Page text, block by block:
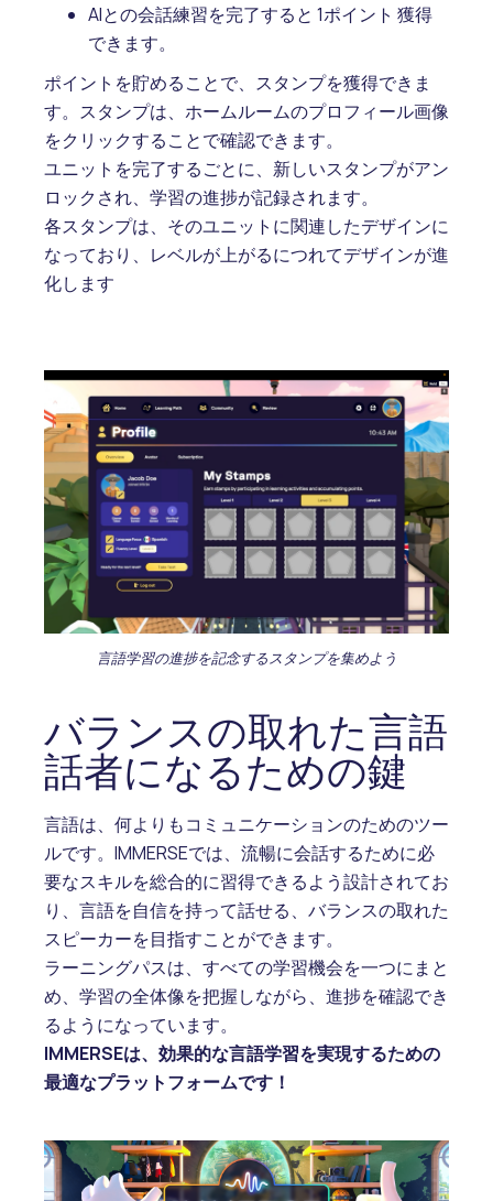
AIとの会話練習を完了すると 1ポイント 獲得
できます。
ポイントを貯めることで、スタンプを獲得できま
す。スタンプは、ホームルームのプロフィール画像
をクリックすることで確認できます。
ユニットを完了するごとに、新しいスタンプがアン
ロックされ、学習の進捗が記録されます。
各スタンプは、そのユニットに関連したデザインに
なっており、レベルが上がるにつれてデザインが進
化します
言語学習の進捗を記念するスタンプを集めよう
バランスの取れた言語
話者になるための鍵
言語は、何よりもコミュニケーションのためのツー
ルです。IMMERSEでは、流暢に会話するために必
要なスキルを総合的に習得できるよう設計されてお
り、言語を自信を持って話せる、バランスの取れた
スピーカーを目指すことができます。
ラーニングパスは、すべての学習機会を一つにまと
め、学習の全体像を把握しながら、進捗を確認でき
るようになっています。
IMMERSEは、効果的な言語学習を実現するための
最適なプラットフォームです！